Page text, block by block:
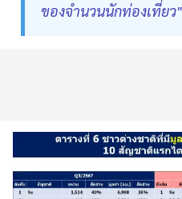
ของจำนวนนักท่องเที่ยว"